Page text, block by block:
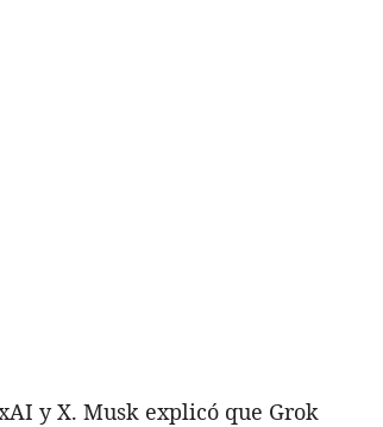
y X. Musk explicó que Grok